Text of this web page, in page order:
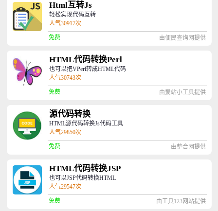
Html互转Js
轻松实现代码互转
人气30917次
免费 由便民查询网提供
HTML代码转换Perl
也可以把VPerl转成HTML代码
人气30743次
免费 由爱站小工具提供
源代码转换
HTML源代码转换Js代码工具
人气29850次
免费 由整合网提供
HTML代码转换JSP
也可以JSP代码转换HTML
人气29547次
免费 由工具123网站提供